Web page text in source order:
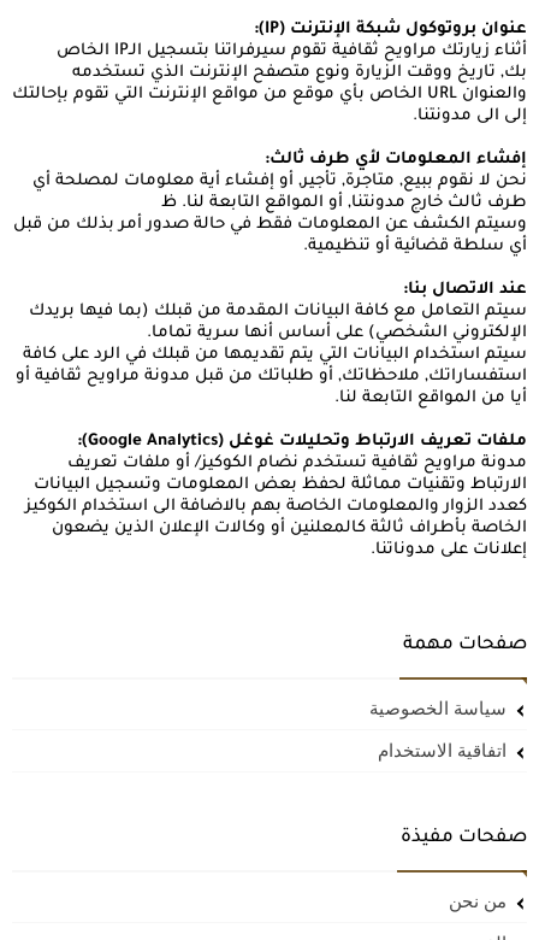
عنوان بروتوكول شبكة الإنترنت (IP):
أثناء زيارتك مراويح ثقافية تقوم سيرفراتنا بتسجيل الـIP الخاص
بك, تاريخ ووقت الزيارة ونوع متصفح الإنترنت الذي تستخدمه
والعنوان URL الخاص بأي موقع من مواقع الإنترنت التي تقوم بإحالتك
إلى الى مدونتنا.
إفشاء المعلومات لأي طرف ثالث:
نحن لا نقوم ببيع, متاجرة, تأجير, أو إفشاء أية معلومات لمصلحة أي
طرف ثالث خارج مدونتنا, أو المواقع التابعة لنا. ظ
وسيتم الكشف عن المعلومات فقط في حالة صدور أمر بذلك من قبل
أي سلطة قضائية أو تنظيمية.
عند الاتصال بنا:
سيتم التعامل مع كافة البيانات المقدمة من قبلك (بما فيها بريدك
الإلكتروني الشخصي) على أساس أنها سرية تماما.
سيتم استخدام البيانات التي يتم تقديمها من قبلك في الرد على كافة
استفساراتك, ملاحظاتك, أو طلباتك من قبل مدونة مراويح ثقافية أو
أيا من المواقع التابعة لنا.
ملفات تعريف الارتباط وتحليلات غوغل (Google Analytics):
مدونة مراويح ثقافية تستخدم نضام الكوكيز/ أو ملفات تعريف
الارتباط وتقنيات مماثلة لحفظ بعض المعلومات وتسجيل البيانات
كعدد الزوار والمعلومات الخاصة بهم بالاضافة الى استخدام الكوكيز
الخاصة بأطراف ثالثة كالمعلنين أو وكالات الإعلان الذين يضعون
إعلانات على مدوناتنا.
صفحات مهمة
سياسة الخصوصية
اتفاقية الاستخدام
صفحات مفيذة
من نحن